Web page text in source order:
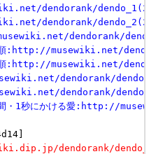
dendorank/
dendorank/
dendorank/
い順:http://musewiki.net/
い順:http://musewiki.net/
dendorank/
dendorank/
時間・1秒にかける愛:http://
dendorank/